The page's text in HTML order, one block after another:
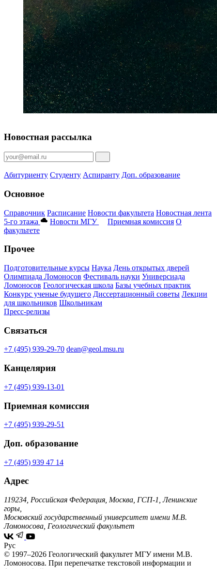
Новостная рассылка
Абитуриенту Студенту Аспиранту Доп. образование
Основное
Справочник Расписание Новости факультета Новостная лента
5-го этажа
Новости МГУ Приемная комиссия О
факультете
Прочее
Подготовительные курсы Наука День открытых дверей
Олимпиада Ломоносов Фестиваль науки Универсиада
Ломоносов Геологическая школа Базы учебных практик
Конкурс ученые будущего Диссертационный советы Лекции
для школьников Школьникам
Пресс-релизы
Связаться
+7 (495) 939-29-70 dean@geol.msu.ru
Канцелярия
+7 (495) 939-13-01
Приемная комиссия
+7 (495) 939-29-51
Доп. образование
+7 (495) 939 47 14
Адрес
119234, Российская Федерация, Москва, ГСП-1, Ленинские
горы,
Московский государственный университет имени М.В.
Ломоносова, Геологический факультет
Рус
© 1997–2026 Геологический факультет МГУ имени М.В.
Ломоносова. При перепечатке текстовой информации и